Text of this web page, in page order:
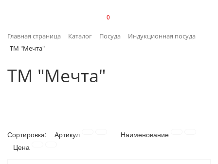
ИНТЕРЬЕР
ЛАКОКРАСОЧНЫЕ МАТЕРИАЛЫ
0
Главная страница Каталог Посуда
Индукционная посуда
ТМ "Мечта"
ТМ "Мечта"
Сортировка: Артикул
Наименование
Цена